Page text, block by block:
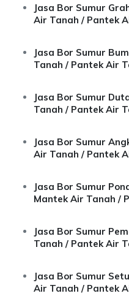
Jasa Bor Sumur
Air Tanah / Pantek
Jasa Bor Sumur
Tanah / Pantek Air
Jasa Bor Sumur
Tanah / Pantek Air
Jasa Bor Sumur
Air Tanah / Pantek
Jasa Bor Sumur
Mantek Air Tanah /
Jasa Bor Sumur
Tanah / Pantek Air
Jasa Bor Sumur
Air Tanah / Pantek